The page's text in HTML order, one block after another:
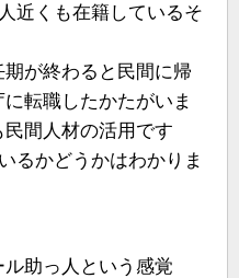
近くも在籍しているそ
が終わると民間に帰
転職したかたがいま
間人材の活用です
るかどうかはわかりま
助っ人という感覚